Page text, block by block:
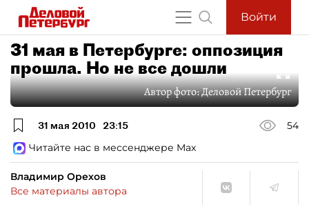
Войти
31 мая в Петербурге: оппозиция
прошла. Но не все дошли
Автор фото:Деловой Петербург
31 мая 2010 23:15
54
Читайте нас в мессенджере Max
Владимир Орехов
Все материалы автора